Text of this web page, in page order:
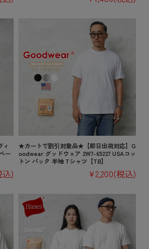
ィ
ー
込)
★カートで割引対象品★【即日出荷対応】G
oodwear グッドウェア 2W7-65227 USAコッ
トン パック 半袖 Tシャツ【TB】
¥2,200(税込)